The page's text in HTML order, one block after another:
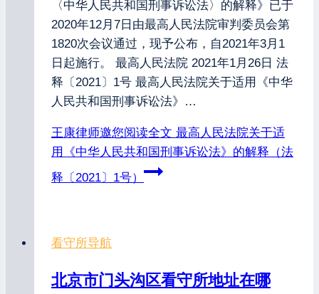
〈中华人民共和国刑事诉讼法〉的解释》已于
2020年12月7日由最高人民法院审判委员会第
1820次会议通过，现予公布，自2021年3月1
日起施行。 最高人民法院 2021年1月26日 法
释〔2021〕1号 最高人民法院关于适用《中华
人民共和国刑事诉讼法》…
王康律师邀您阅读全文 最高人民法院关于适
用《中华人民共和国刑事诉讼法》的解释（法
释〔2021〕1号）
看守所导航
北京市门头沟区看守所地址在哪